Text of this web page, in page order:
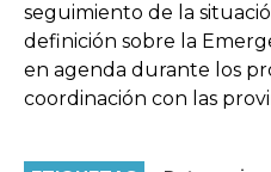
seguimiento de la
definición sobre la
en agenda durante los
coordinación con las